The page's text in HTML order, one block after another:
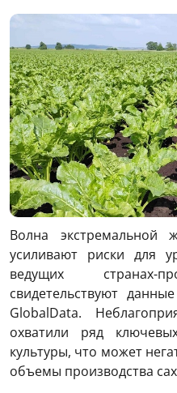
Волна
усиливают риски для
ведущих странах-
свидетельствуют
GlobalData.
охватили ряд
культуры, что может
объемы производства